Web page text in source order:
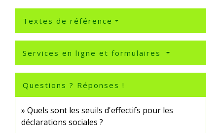
Textes de référence
Services en ligne et formulaires
Questions ? Réponses !
Quels sont les seuils d'effectifs pour les
déclarations sociales ?